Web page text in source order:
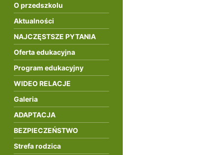
O przedszkolu
Aktualności
NAJCZĘSTSZE PYTANIA
Oferta edukacyjna
Program edukacyjny
WIDEO RELACJE
Galeria
ADAPTACJA
BEZPIECZEŃSTWO
Strefa rodzica